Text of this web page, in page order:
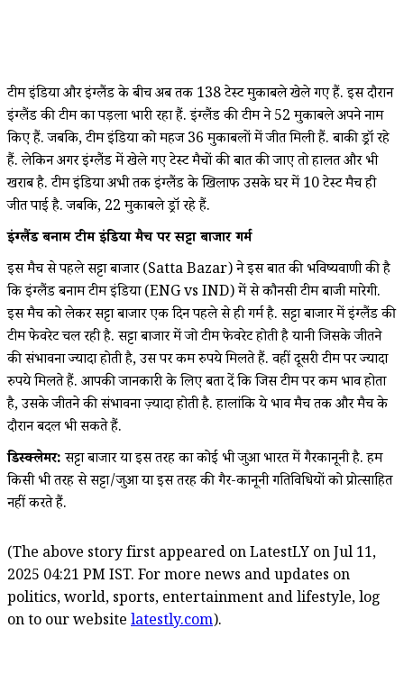
टीम इंडिया और इंग्लैंड के बीच अब तक 138 टेस्ट मुकाबले खेले गए हैं. इस दौरान
इंग्लैंड की टीम का पड़ला भारी रहा हैं. इंग्लैंड की टीम ने 52 मुकाबले अपने नाम
किए हैं. जबकि, टीम इंडिया को महज 36 मुकाबलों में जीत मिली हैं. बाकी ड्रॉ रहे
हैं. लेकिन अगर इंग्लैंड में खेले गए टेस्ट मैचों की बात की जाए तो हालत और भी
खराब है. टीम इंडिया अभी तक इंग्लैंड के खिलाफ उसके घर में 10 टेस्ट मैच ही
जीत पाई है. जबकि, 22 मुकाबले ड्रॉ रहे हैं.
इंग्लैंड बनाम टीम इंडिया मैच पर सट्टा बाजार गर्म
इस मैच से पहले सट्टा बाजार (Satta Bazar) ने इस बात की भविष्यवाणी की है
कि इंग्लैंड बनाम टीम इंडिया (ENG vs IND) में से कौनसी टीम बाजी मारेगी.
इस मैच को लेकर सट्टा बाजार एक दिन पहले से ही गर्म है. सट्टा बाजार में इंग्लैंड की
टीम फेवरेट चल रही है. सट्टा बाजार में जो टीम फेवरेट होती है यानी जिसके जीतने
की संभावना ज्यादा होती है, उस पर कम रुपये मिलते हैं. वहीं दूसरी टीम पर ज्यादा
रुपये मिलते हैं. आपकी जानकारी के लिए बता दें कि जिस टीम पर कम भाव होता
है, उसके जीतने की संभावना ज़्यादा होती है. हालांकि ये भाव मैच तक और मैच के
दौरान बदल भी सकते हैं.
डिस्क्लेमर:सट्टा बाजार या इस तरह का कोई भी जुआ भारत में गैरकानूनी है. हम
किसी भी तरह से सट्टा/जुआ या इस तरह की गैर-कानूनी गतिविधियों को प्रोत्साहित
नहीं करते हैं.
(The above story first appeared on LatestLY on Jul 11,
2025 04:21 PM IST. For more news and updates on
politics, world, sports, entertainment and lifestyle, log
on to our website latestly.com).